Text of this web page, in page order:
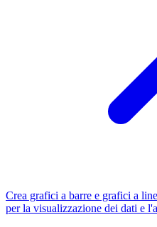
Crea grafici a barre e grafici a
per la visualizzazione dei dati e